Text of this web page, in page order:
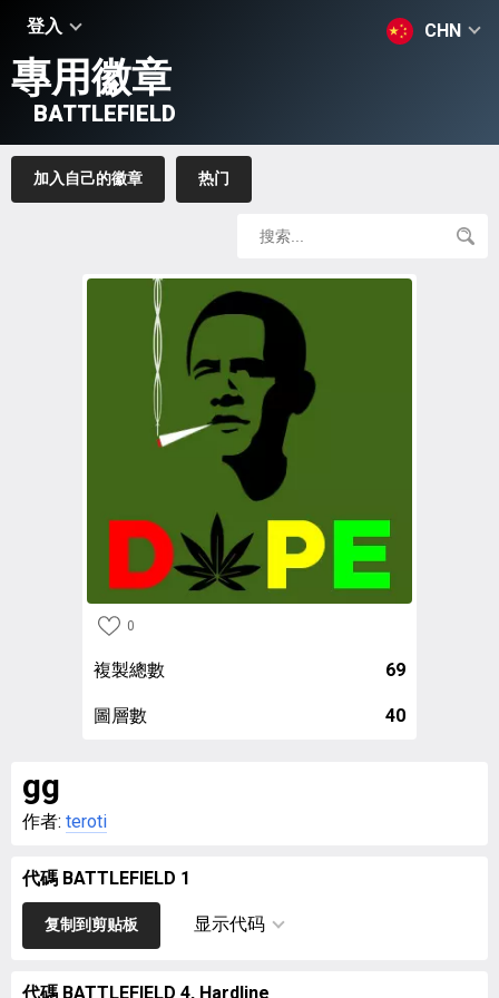
登入 CHN
專用徽章
BATTLEFIELD
加入自己的徽章 热门
0
複製總數 69
圖層數 40
gg
作者: teroti
代碼 BATTLEFIELD 1
复制到剪贴板 显示代码
代碼 BATTLEFIELD 4, Hardline